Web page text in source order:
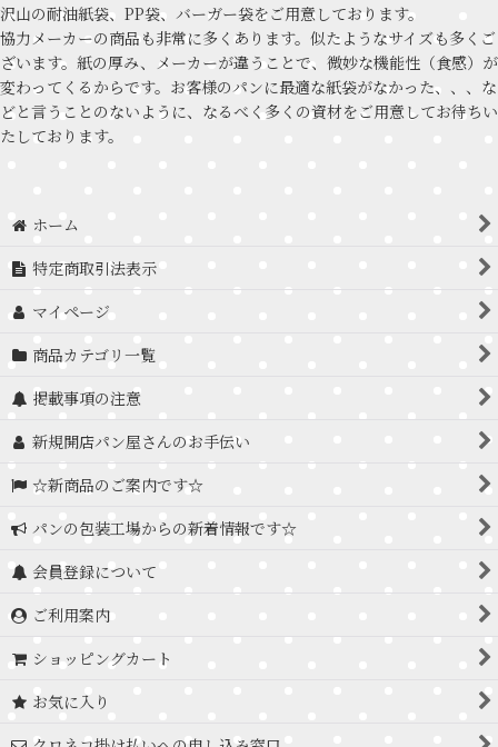
沢山の耐油紙袋、PP袋、バーガー袋をご用意しております。
協力メーカーの商品も非常に多くあります。似たようなサイズも多くご
ざいます。紙の厚み、メーカーが違うことで、微妙な機能性（食感）が
変わってくるからです。お客様のパンに最適な紙袋がなかった、、、な
どと言うことのないように、なるべく多くの資材をご用意してお待ちい
たしております。
ホーム
特定商取引法表示
マイページ
商品カテゴリ一覧
掲載事項の注意
新規開店パン屋さんのお手伝い
☆新商品のご案内です☆
パンの包装工場からの新着情報です☆
会員登録について
ご利用案内
ショッピングカート
お気に入り